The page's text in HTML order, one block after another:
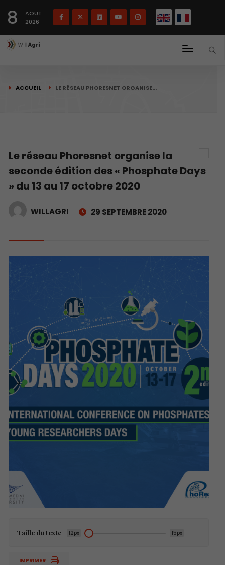
8
AOUT
2026
ACCUEIL LE RÉSEAU PHORESNET ORGANISE…
Le réseau Phoresnet organise la
seconde édition des « Phosphate Days
» du 13 au 17 octobre 2020
WILLAGRI 29 SEPTEMBRE 2020
Taille du texte 12px 15px
IMPRIMER
Français English(English)